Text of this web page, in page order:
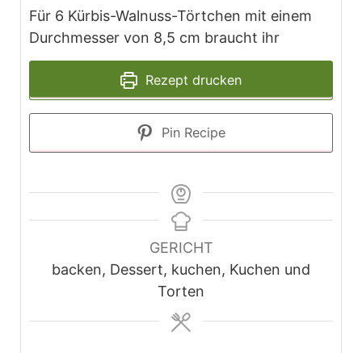
Für 6 Kürbis-Walnuss-Törtchen mit einem
Durchmesser von 8,5 cm braucht ihr
Rezept drucken
Pin Recipe
GERICHT
backen, Dessert, kuchen, Kuchen und
Torten